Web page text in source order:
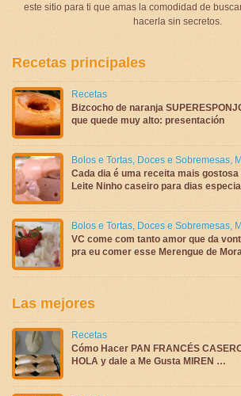
este sitio para ti que amas la comodidad de
hacerla sin secretos.
Recetas principales
Recetas
Bizcocho de naranja
que quede muy alto: presentación
Bolos e Tortas, Doces e Sobremesas,
Cada dia é uma receita mais
Leite Ninho caseiro para dias
Bolos e Tortas, Doces e Sobremesas,
VC come com tanto amor que da
pra eu comer esse Merengue de
Las mejores
Recetas
Cómo Hacer PAN FRANCÉS
HOLA y dale a Me Gusta MIREN …